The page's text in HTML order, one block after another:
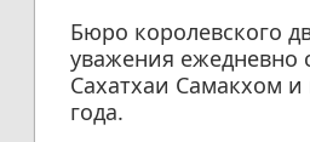
Бюро королевского
уважения ежедневно
Сахатхаи Самакхом
года.